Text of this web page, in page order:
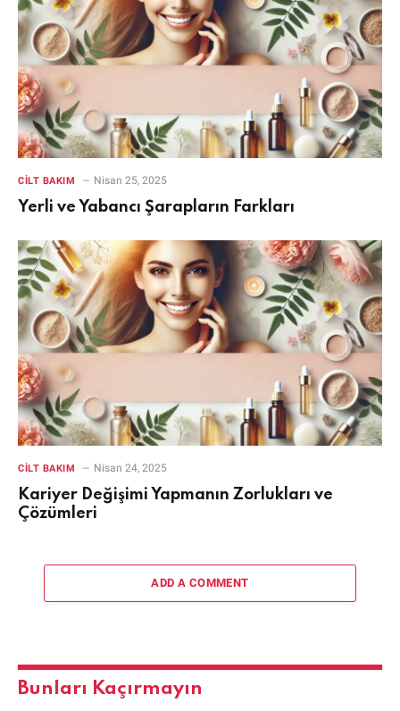
CILT BAKIM Nisan 25, 2025
Yerli ve Yabancı Şarapların Farkları
CILT BAKIM Nisan 24, 2025
Kariyer Değişimi Yapmanın Zorlukları ve
Çözümleri
ADD A COMMENT
Bunları Kaçırmayın